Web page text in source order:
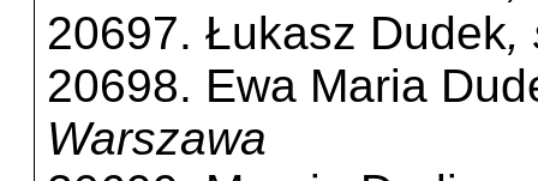
20697. Łukasz Dudek,
20698. Ewa Maria
Warszawa